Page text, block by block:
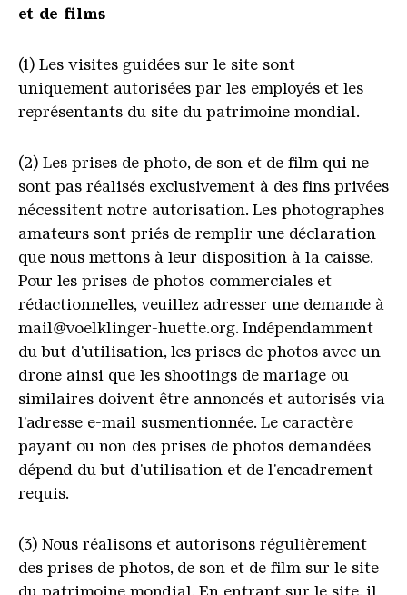
et de films
(1) Les visites guidées sur le site sont
uniquement autorisées par les employés et les
représentants du site du patrimoine mondial.
(2) Les prises de photo, de son et de film qui ne
sont pas réalisés exclusivement à des fins privées
nécessitent notre autorisation. Les photographes
amateurs sont priés de remplir une déclaration
que nous mettons à leur disposition à la caisse.
Pour les prises de photos commerciales et
rédactionnelles, veuillez adresser une demande à
mail@voelklinger-huette.org. Indépendamment
du but d'utilisation, les prises de photos avec un
drone ainsi que les shootings de mariage ou
similaires doivent être annoncés et autorisés via
l'adresse e-mail susmentionnée. Le caractère
payant ou non des prises de photos demandées
dépend du but d'utilisation et de l'encadrement
requis.
(3) Nous réalisons et autorisons régulièrement
des prises de photos, de son et de film sur le site
du patrimoine mondial. En entrant sur le site, il